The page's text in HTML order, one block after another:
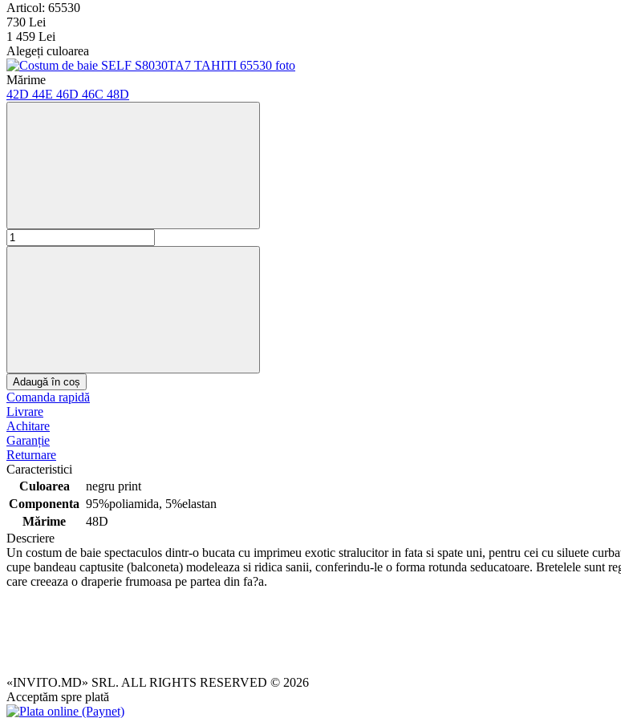
Articol: 65530
730 Lei
1 459 Lei
Alegeți culoarea
Mărime
42D 44E 46D 46C 48D
Adaugă în coș
Comanda rapidă
Livrare
Achitare
Garanție
Returnare
Caracteristici
Culoarea
negru print
Componenta 95%poliamida, 5%elastan
Mărime
48D
Descriere
Un costum de baie spectaculos dintr-o bucata cu imprimeu exotic stralucitor in fata si spate uni, pentru cei cu siluete
cupe bandeau captusite (balconeta) modeleaza si ridica sanii, conferindu-le o forma rotunda seducatoare. Bretelele sunt
care creeaza o draperie frumoasa pe partea din fa?a.
«INVITO.MD» SRL. ALL RIGHTS RESERVED © 2026
Acceptăm spre plată